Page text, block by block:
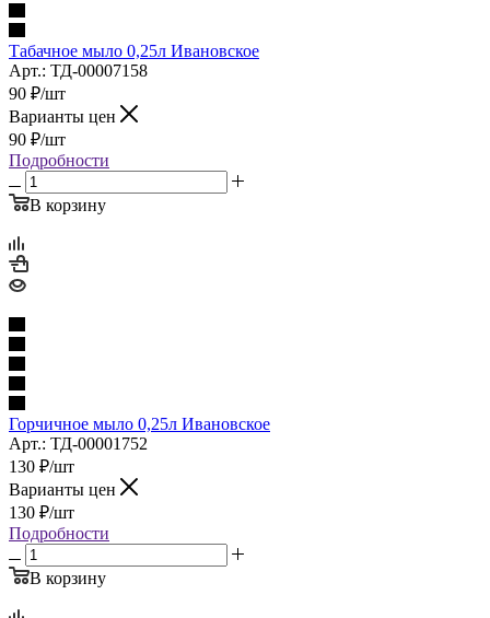
Табачное мыло 0,25л Ивановское
Арт.: ТД-00007158
90 ₽/шт
Варианты цен
90 ₽/шт
Подробности
В корзину
Горчичное мыло 0,25л Ивановское
Арт.: ТД-00001752
130 ₽/шт
Варианты цен
130 ₽/шт
Подробности
В корзину